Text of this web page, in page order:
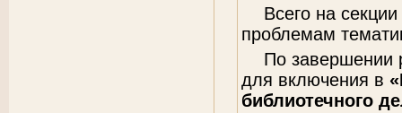
Всего на
проблемам
По завершении
для включения в
библиотечного